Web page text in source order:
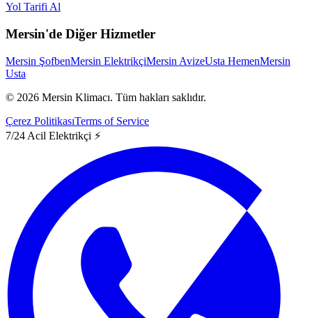
Yol Tarifi Al
Mersin'de Diğer Hizmetler
Mersin ŞofbenMersin ElektrikçiMersin AvizeUsta HemenMersin
Usta
© 2026 Mersin Klimacı. Tüm hakları saklıdır.
Çerez PolitikasıTerms of Service
7/24 Acil Elektrikçi ⚡